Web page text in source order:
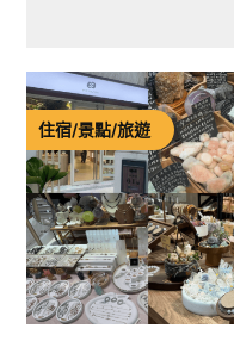
住宿/景點/旅遊